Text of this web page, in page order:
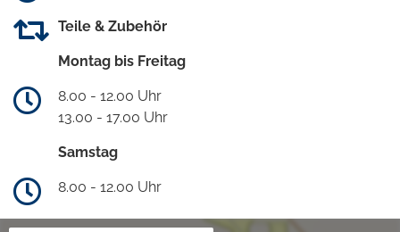
Teile & Zubehör
Montag bis Freitag
8.00 - 12.00 Uhr
13.00 - 17.00 Uhr
Samstag
8.00 - 12.00 Uhr